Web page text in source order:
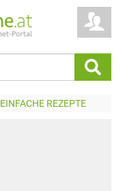
EINFACHE REZEPTE